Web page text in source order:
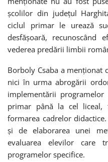
școlilor din județul
ciclul primar le urează
desfășoară,
vederea predării limbii
Borboly Csaba a menționat
nici în urma abrogării
implementării
primar până la cel liceal,
formarea cadrelor
și de elaborarea unei
evaluarea elevilor care
programelor specifice.